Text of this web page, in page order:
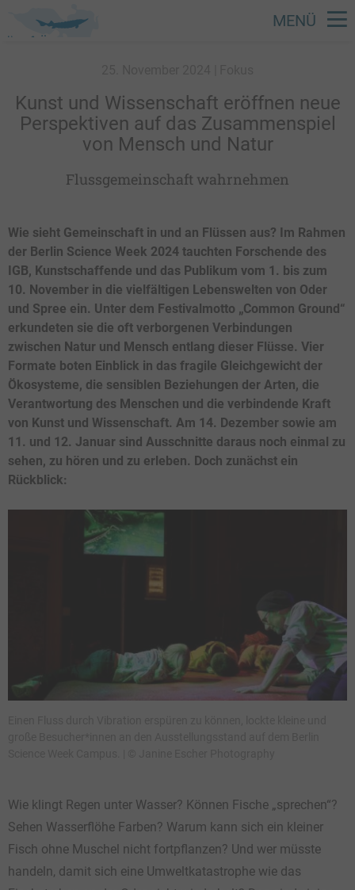
MENÜ
Kunst und Wissenschaft eröffnen neue
Perspektiven auf das Zusammenspiel
von Mensch und Natur
Flussgemeinschaft wahrnehmen
Wie sieht Gemeinschaft in und an Flüssen aus? Im Rahmen
der Berlin Science Week 2024 tauchten Forschende des
IGB, Kunstschaffende und das Publikum vom 1. bis zum
10. November in die vielfältigen Lebenswelten von Oder
und Spree ein. Unter dem Festivalmotto „Common Ground“
erkundeten sie die oft verborgenen Verbindungen
zwischen Natur und Mensch entlang dieser Flüsse. Vier
Formate boten Einblick in das fragile Gleichgewicht der
Ökosysteme, die sensiblen Beziehungen der Arten, die
Verantwortung des Menschen und die verbindende Kraft
von Kunst und Wissenschaft. Am 14. Dezember sowie am
11. und 12. Januar sind Ausschnitte daraus noch einmal zu
sehen, zu hören und zu erleben. Doch zunächst ein
Rückblick:
Wie klingt Regen unter Wasser? Können Fische „sprechen“?
Sehen Wasserflöhe Farben? Warum kann sich ein kleiner
Fisch ohne Muschel nicht fortpflanzen? Und wer müsste
handeln, damit sich eine Umweltkatastrophe wie das